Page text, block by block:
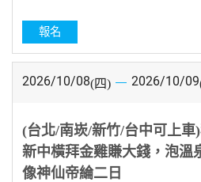
報名
2026/10/08(四) 2026/10/09
(台北/南崁/新竹/台中可上
新中橫拜金雞賺大錢，泡溫
像神仙帝綸二日